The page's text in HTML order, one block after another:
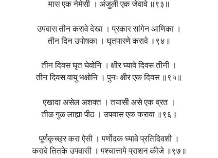
मास एक नेमेसी । अंजुली एक जेवावे ॥९३॥
उपवास तीन करावे देखा । प्रकार सांगेन आणिका ।
तीन दिन उपोषका । घृतपारणे करावे ॥९४॥
तीन दिवस घृत घेवोनि । क्षीर घ्यावे दिवस तीनी ।
तीन दिवस वायु भक्षोनि । पुनः क्षीर एक दिवस ॥९५॥
एखादा असेल अशक्त । तयासी असे एक व्रत ।
तीळ गुळ लाह्या पीठ । उपवास एक करावा ॥९६॥
पूर्णकृच्छ्र करा ऐसी । पर्णोदक घ्यावे प्रतिदिवशी ।
करावे तितके उपवासी । पश्चात्तापे प्राशन कीजे ॥९७॥